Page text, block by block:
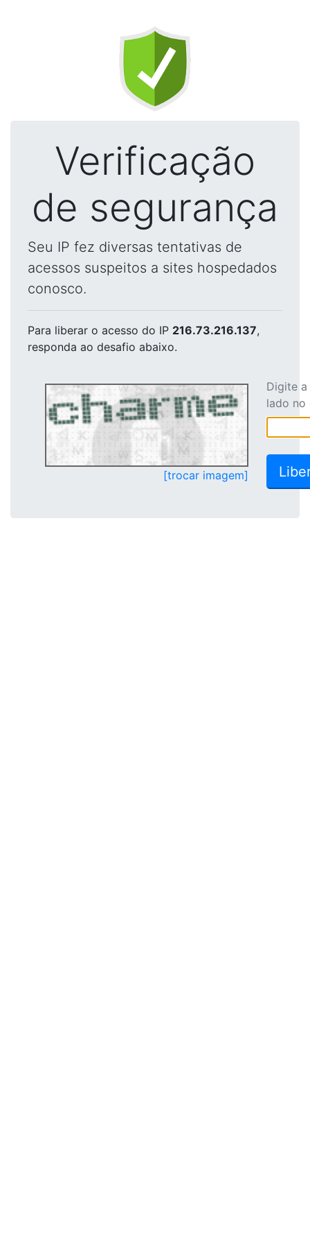
Verificação
de segurança
Seu IP fez diversas tentativas de
acessos suspeitos a sites hospedados
conosco.
Para liberar o acesso do IP 216.73.216.137,
responda ao desafio abaixo.
[trocar imagem]
Digite
lado no